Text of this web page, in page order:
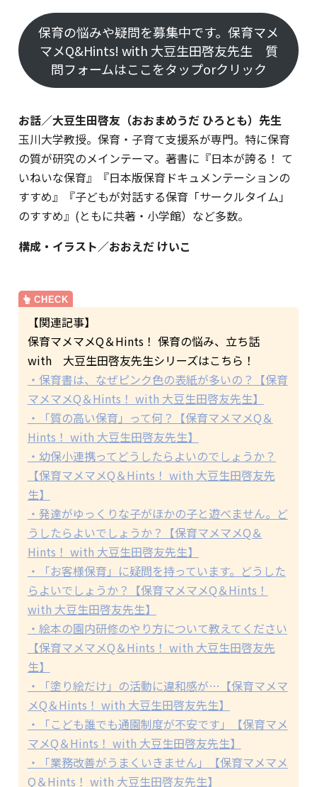
保育の悩みや疑問を募集中です。保育マメ
マメQ&Hints! with 大豆生田啓友先生 質
問フォームはここをタップorクリック
お話／大豆生田啓友（おおまめうだ ひろとも）先生
玉川大学教授。保育・子育て支援系が専門。特に保育
の質が研究のメインテーマ。著書に『日本が誇る！ て
いねいな保育』『日本版保育ドキュメンテーションの
すすめ』『子どもが対話する保育「サークルタイム」
のすすめ』(ともに共著・小学館）など多数。
構成・イラスト／おおえだ けいこ
【関連記事】
保育マメマメQ＆Hints！ 保育の悩み、立ち話
with 大豆生田啓友先生シリーズはこちら！
・保育書は、なぜピンク色の表紙が多いの？【保育
マメマメQ＆Hints！ with 大豆生田啓友先生】
・「質の高い保育」って何？【保育マメマメQ＆
Hints！ with 大豆生田啓友先生】
・幼保小連携ってどうしたらよいのでしょうか？
【保育マメマメQ＆Hints！ with 大豆生田啓友先
生】
・発達がゆっくりな子がほかの子と遊べません。ど
うしたらよいでしょうか？【保育マメマメQ＆
Hints！ with 大豆生田啓友先生】
・「お客様保育」に疑問を持っています。どうした
らよいでしょうか？【保育マメマメQ＆Hints！
with 大豆生田啓友先生】
・絵本の園内研修のやり方について教えてください
【保育マメマメQ＆Hints！ with 大豆生田啓友先
生】
・「塗り絵だけ」の活動に違和感が…【保育マメマ
メQ＆Hints！ with 大豆生田啓友先生】
・「こども誰でも通園制度が不安です」【保育マメ
マメQ＆Hints！ with 大豆生田啓友先生】
・「業務改善がうまくいきません」【保育マメマメ
Q＆Hints！ with 大豆生田啓友先生】